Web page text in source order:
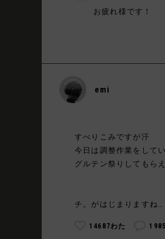
お疲れ様です！
emi
すべりこみですが汗
今日は調整作業をして
グルテン祭りしてもら
チ。がはじまりますね…
14687わた 1985